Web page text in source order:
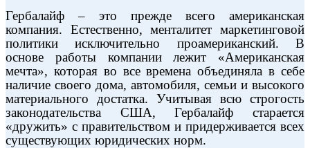
Гербалайф – это прежде всего американская
компания. Естественно, менталитет маркетинговой
политики исключительно проамериканский. В
основе работы компании лежит «Американская
мечта», которая во все времена объединяла в себе
наличие своего дома, автомобиля, семьи и высокого
материального достатка. Учитывая всю строгость
законодательства США, Гербалайф старается
«дружить» с правительством и придерживается всех
существующих юридических норм.